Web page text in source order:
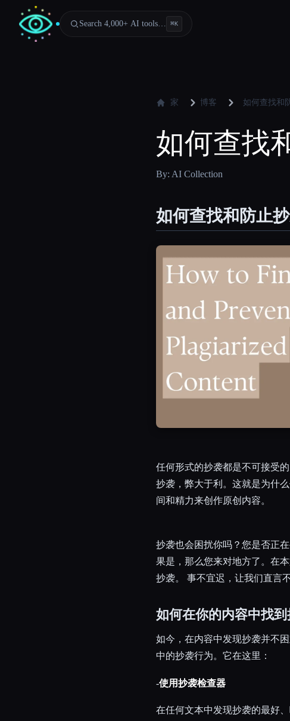
Search 4,000+ AI tools… ⌘K
家 博客 如何查找和
如何查找
By: AI Collection
如何查找和防止
任何形式的抄袭都是不可接受
抄袭，弊大于利。这就是为什
间和精力来创作原创内容。
抄袭也会困扰你吗？您是否正
果是，那么您来对地方了。在
抄袭。 事不宜迟，让我们直言
如何在你的内容中找到
如今，在内容中发现抄袭并不
中的抄袭行为。它在这里：
-使用抄袭检查器
在任何文本中发现抄袭的最好